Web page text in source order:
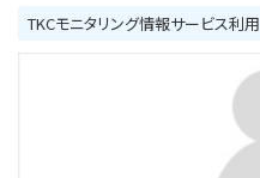
TKCモニタリング情報サービス利用